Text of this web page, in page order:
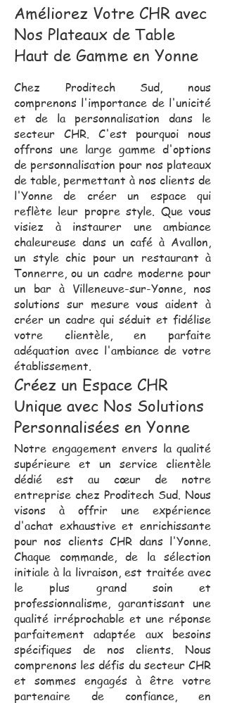
Améliorez Votre CHR avec
Nos Plateaux de Table
Haut de Gamme en Yonne
Chez Proditech Sud, nous
comprenons l'importance de l'unicité
et de la personnalisation dans le
secteur CHR. C'est pourquoi nous
offrons une large gamme d'options
de personnalisation pour nos plateaux
de table, permettant à nos clients de
l'Yonne de créer un espace qui
reflète leur propre style. Que vous
visiez à instaurer une ambiance
chaleureuse dans un café à Avallon,
un style chic pour un restaurant à
Tonnerre, ou un cadre moderne pour
un bar à Villeneuve-sur-Yonne, nos
solutions sur mesure vous aident à
créer un cadre qui séduit et fidélise
votre clientèle, en parfaite
adéquation avec l'ambiance de votre
établissement.
Créez un Espace CHR
Unique avec Nos Solutions
Personnalisées en Yonne
Notre engagement envers la qualité
supérieure et un service clientèle
dédié est au cœur de notre
entreprise chez Proditech Sud. Nous
visons à offrir une expérience
d'achat exhaustive et enrichissante
pour nos clients CHR dans l'Yonne.
Chaque commande, de la sélection
initiale à la livraison, est traitée avec
le plus grand soin et
professionnalisme, garantissant une
qualité irréprochable et une réponse
parfaitement adaptée aux besoins
spécifiques de nos clients. Nous
comprenons les défis du secteur CHR
et sommes engagés à être votre
partenaire de confiance, en